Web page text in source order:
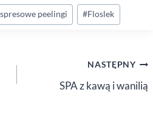
peelingi #Floslek
NASTĘPNY
SPA z kawą i wanilią